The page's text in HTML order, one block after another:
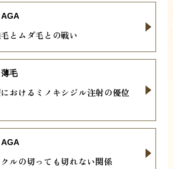
とムダ毛との戦い
AGA
おけるミノキシジル注射の優位
薄毛
ルの切っても切れない関係
AGA